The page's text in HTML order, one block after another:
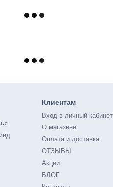
Клиентам
Вход в личный кабинет
О магазине
Оплата и доставка
ОТЗЫВЫ
Акции
БЛОГ